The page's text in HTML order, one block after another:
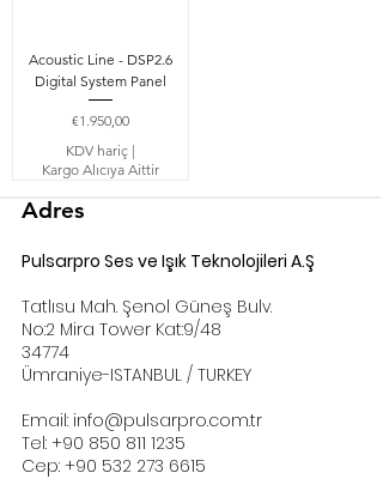
Acoustic Line - DSP2.6
Digital System Panel
Fiyat
€1.950,00
KDV hariç|
Kargo Alıcıya Aittir
Adres
Pulsarpro Ses ve Işık Teknolojileri A.Ş
Tatlısu Mah. Şenol Güneş Bulv.
No:2 Mira Tower Kat:9/48
34774
Ümraniye-ISTANBUL / TURKEY
Email: info@pulsarpro.com.tr
Tel: +90 850 811 1235
Cep: +90 532 273 6615